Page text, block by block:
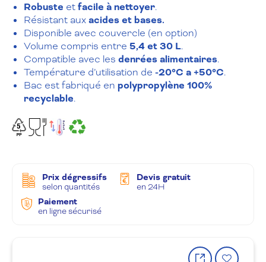
Robuste etfacile à nettoyer.
Résistant auxacides et bases.
Disponible avec couvercle (en option)
Volume compris entre 5,4 et 30 L.
Compatible avec les denrées alimentaires.
Température d’utilisation de -20°C a +50°C.
Bac est fabriqué en polypropylène 100%
recyclable.
Prix dégressifs
selon quantités
Devis gratuit
en 24H
Paiement
en ligne sécurisé
Partager